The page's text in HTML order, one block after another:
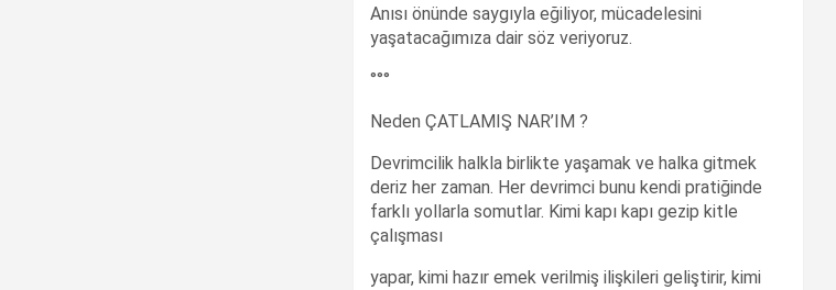
Anısı önünde saygıyla eğiliyor, mücadelesini
yaşatacağımıza dair söz veriyoruz.
°°°
Neden ÇATLAMIŞ NAR’IM ?
Devrimcilik halkla birlikte yaşamak ve halka gitmek
deriz her zaman. Her devrimci bunu kendi pratiğinde
farklı yollarla somutlar. Kimi kapı kapı gezip kitle
çalışması
yapar, kimi hazır emek verilmiş ilişkileri geliştirir, kimi